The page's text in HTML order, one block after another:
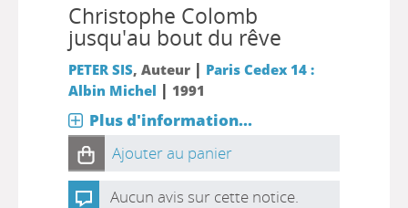
Christophe Colomb
jusqu'au bout du rêve
PETER SIS, Auteur | Paris Cedex 14 :
Albin Michel | 1991
Plus d'information...
Ajouter au panier
Aucun avis sur cette notice.